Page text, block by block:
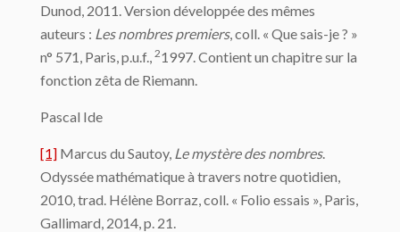
Dunod, 2011. Version développée des mêmes
auteurs : Les nombres premiers, coll. « Que sais-je ? »
n° 571, Paris, p.u.f., 21997. Contient un chapitre sur la
fonction zêta de Riemann.
Pascal Ide
[1] Marcus du Sautoy, Le mystère des nombres.
Odyssée mathématique à travers notre quotidien,
2010, trad. Hélène Borraz, coll. « Folio essais », Paris,
Gallimard, 2014, p. 21.